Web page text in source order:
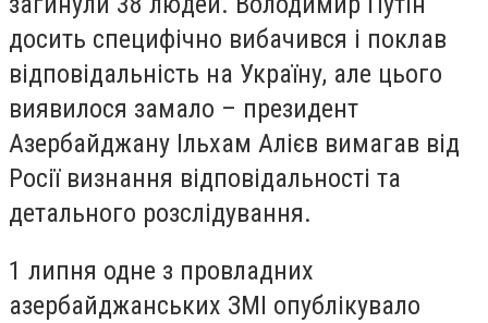
досить специфічно вибачився і поклав
відповідальність на Україну, але цього
виявилося замало – президент
Азербайджану Ільхам Алієв вимагав від
Росії визнання відповідальності та
детального розслідування.
1 липня одне з провладних
азербайджанських ЗМІ опублікувало